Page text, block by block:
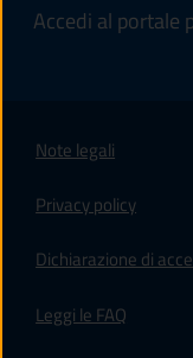
Accedi al portale
Note legali
Privacy policy
Dichiarazione di
Leggi le FAQ